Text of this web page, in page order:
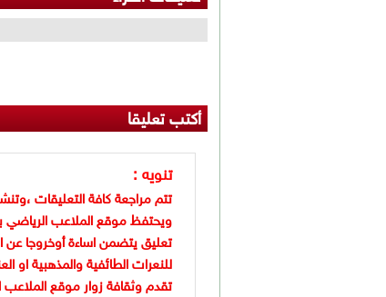
أكتب تعليقا
تنويه :
تتم مراجعة كافة التعليقات
ويحتفظ موقع الملاعب
تعليق يتضمن اساءة أوخروجا عن
للنعرات الطائفية والمذهبية او
تقدم وثقافة زوار موقع الملاعب